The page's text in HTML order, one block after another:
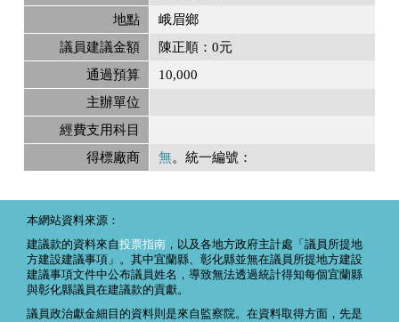
地點
峨眉鄉
議員建議金額
陳正順：0元
通過預算
10,000
主辦單位
經費支用科目
得標廠商
無。統一編號：
本網站資料來源：
建議款的資料來自投票指南 ，以及各地方政府主計處「議員所提地
方建設建議事項」。其中宜蘭縣、彰化縣並無在議員所提地方建設
建議事項文件中公布議員姓名，導致無法透過統計得知每個宜蘭縣
與彰化縣議員在建議款的貢獻。
議員政治獻金細目的資料則是來自監察院。在資料取得方面，先是